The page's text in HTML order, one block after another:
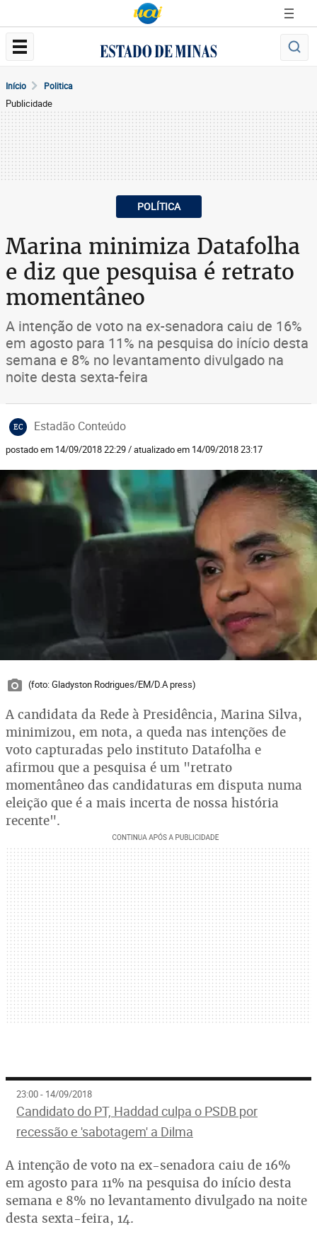
Início Politica
Publicidade
POLÍTICA
Marina minimiza Datafolha
e diz que pesquisa é retrato
momentâneo
A intenção de voto na ex-senadora caiu de 16%
em agosto para 11% na pesquisa do início desta
semana e 8% no levantamento divulgado na
noite desta sexta-feira
EC Estadão Conteúdo
postado em 14/09/2018 22:29 / atualizado em 14/09/2018 23:17
(foto: Gladyston Rodrigues/EM/D.A press)
A candidata da Rede à Presidência, Marina Silva,
minimizou, em nota, a queda nas intenções de
voto capturadas pelo instituto Datafolha e
afirmou que a pesquisa é um "retrato
momentâneo das candidaturas em disputa numa
eleição que é a mais incerta de nossa história
recente".
23:00 - 14/09/2018
Candidato do PT, Haddad culpa o PSDB por
recessão e 'sabotagem' a Dilma
A intenção de voto na ex-senadora caiu de 16%
em agosto para 11% na pesquisa do início desta
semana e 8% no levantamento divulgado na noite
desta sexta-feira, 14.